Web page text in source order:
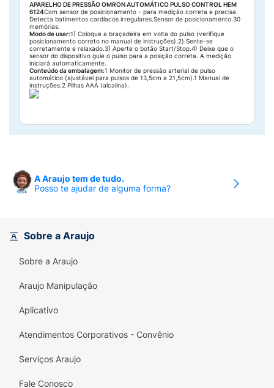
APARELHO DE PRESSÃO OMRON AUTOMÁTICO PULSO CONTROL HEM
6124Com sensor de posicionamento - para medição correta e precisa.
Detecta batimentos cardíacos irregulares.Sensor de posicionamento.30
memórias.
Modo de usar:1) Coloque a braçadeira em volta do pulso (verifique
posicionamento correto no manual de instruções).2) Sente-se
corretamente e relaxado.3) Aperte o botão Start/Stop.4) Deixe que o
sensor do dispositivo guie o pulso para a posição correta. A medição
iniciará automaticamente.
Conteúdo da embalagem:1 Monitor de pressão arterial de pulso
automático (ajustável para pulsos de 13,5cm a 21,5cm).1 Manual de
instruções.2 Pilhas AAA (alcalina).
A Araujo tem de tudo.
Posso te ajudar de alguma forma?
Sobre a Araujo
Sobre a Araujo
Araujo Manipulação
Aplicativo
Atendimentos Corporativos - Convênio
Serviços Araujo
Fale Conosco